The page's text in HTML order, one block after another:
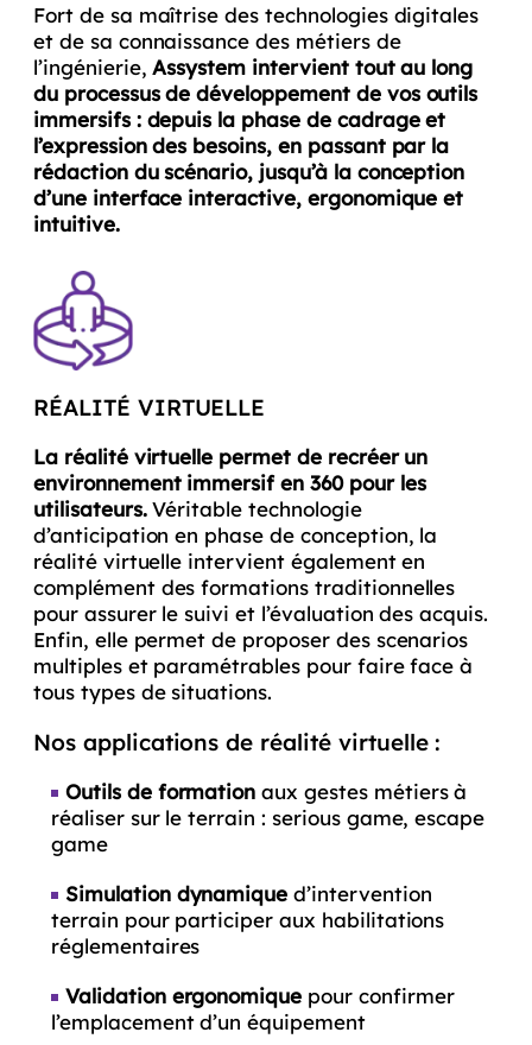
Fort de sa maîtrise des technologies digitales
et de sa connaissance des métiers de
l’ingénierie,Assystem intervient tout au long
du processus de développement de vos outils
immersifs : depuis la phase de cadrage et
l’expression des besoins, en passant par la
rédaction du scénario, jusqu’à la conception
d’une interface interactive, ergonomique et
intuitive.
RÉALITÉ VIRTUELLE
La réalité virtuelle permet de recréer un
environnement immersif en 360 pour les
utilisateurs.Véritable technologie
d’anticipation en phase de conception, la
réalité virtuelle intervient également en
complément des formations traditionnelles
pour assurer le suivi et l’évaluation des acquis.
Enfin, elle permet de proposer des scenarios
multiples et paramétrables pour faire face à
tous types de situations.
Nos applications de réalité virtuelle :
Outils de formationaux gestes métiers à
réaliser sur le terrain : serious game, escape
game
Simulation dynamique d’intervention
terrain pour participer aux habilitations
réglementaires
Validation ergonomique pour confirmer
l’emplacement d’un équipement